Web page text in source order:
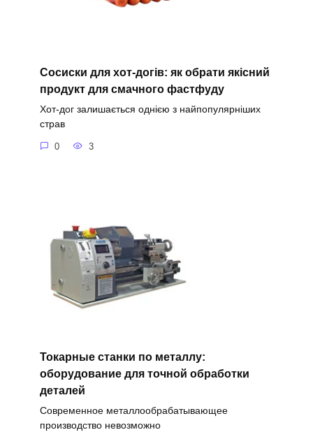
Сосиски для хот-догів: як обрати якісний
продукт для смачного фастфуду
Хот-дог залишається однією з найпопулярніших
страв
0 3
Токарные станки по металлу:
оборудование для точной обработки
деталей
Современное металлообрабатывающее
производство невозможно